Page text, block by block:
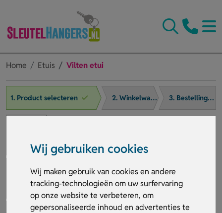
Wij gebruiken cookies
Wij maken gebruik van cookies en andere
tracking-technologieën om uw surfervaring
op onze website te verbeteren, om
gepersonaliseerde inhoud en advertenties te
Home Etuis Vilten etui
1. Product selecteren 2. Winkelwagen 3. Bestelling afronden